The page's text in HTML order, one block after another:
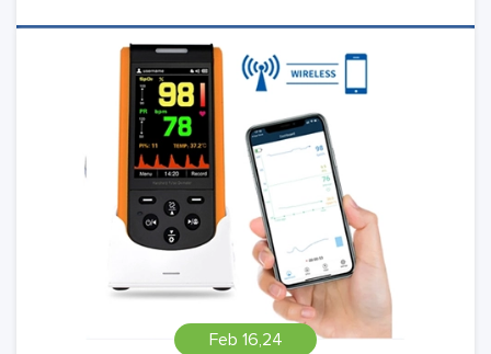
Feb 16,24